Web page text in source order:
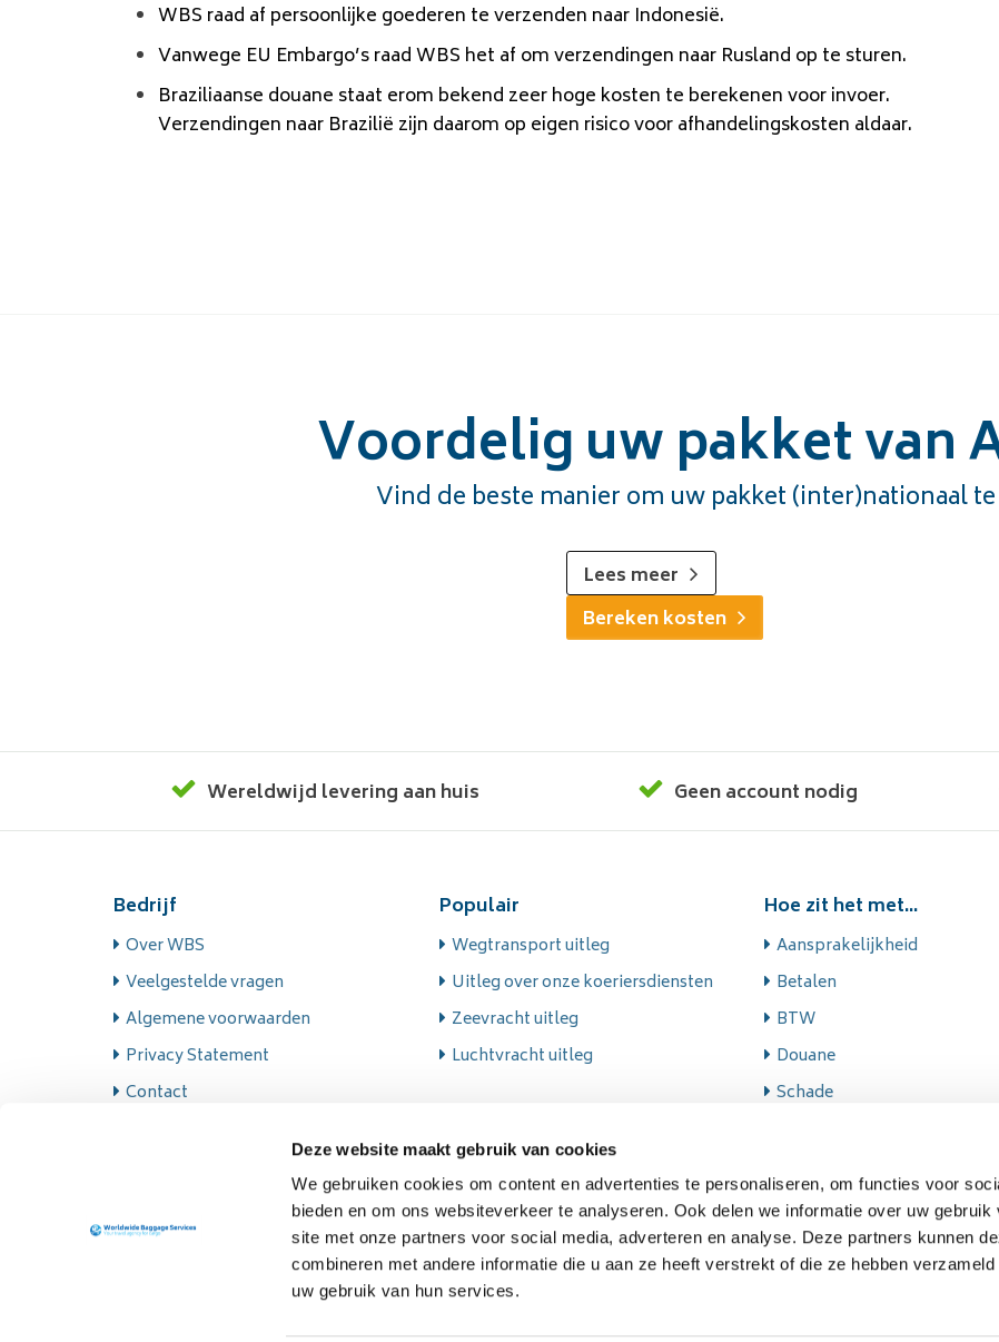
Deze website maakt gebruik van cookies
We gebruiken cookies om content en advertenties te personaliseren, om functies voor
bieden en om ons websiteverkeer te analyseren. Ook delen we informatie over uw gebruik
site met onze partners voor social media, adverteren en analyse. Deze partners kunnen
combineren met andere informatie die u aan ze heeft verstrekt of die ze hebben
uw gebruik van hun services.
WBS raad af persoonlijke goederen te verzenden naar Indonesië.
Vanwege EU Embargo’s raad WBS het af om verzendingen naar Rusland op te sturen.
Braziliaanse douane staat erom bekend zeer hoge kosten te berekenen voor invoer.
Verzendingen naar Brazilië zijn daarom op eigen risico voor afhandelingskosten aldaar.
Voordelig uw pakket van
Vind de beste manier om uw pakket (inter)nationaal
Lees meer
Bereken kosten
Wereldwijd levering aan huis Geen account nodig
Bedrijf
Over WBS
Veelgestelde vragen
Algemene voorwaarden
Privacy Statement
Contact
Populair
Wegtransport uitleg
Uitleg over onze koeriersdiensten
Zeevracht uitleg
Luchtvracht uitleg
Hoe zit het met...
Aansprakelijkheid
Betalen
BTW
Douane
Schade
Volumegewicht
Verpakking
Groepskortingen voor